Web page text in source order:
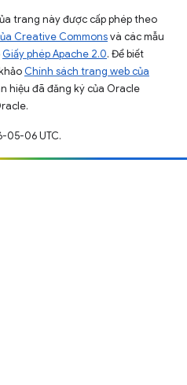
trang này được cấp phép theo
Creative Commonsvà các mẫu
Giấy phép Apache 2.0. Để biết
Chính sách trang web của
hiệu đã đăng ký của Oracle
05-06 UTC.